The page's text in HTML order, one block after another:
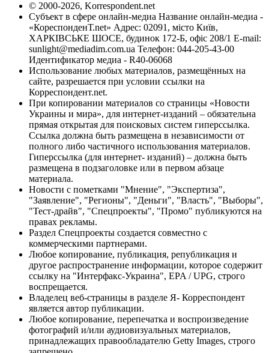
© 2000-2026, Korrespondent.net
Субъект в сфере онлайн-медиа Название онлайн-медиа -
«КореспонденТ.net» Адрес: 02091, місто Київ,
ХАРКІВСЬКЕ ШОСЕ, будинок 172-Б, офіс 208/1 E-mail:
sunlight@mediadim.com.ua Телефон: 044-205-43-00
Идентификатор медиа - R40-06068
Использование любых материалов, размещённых на
сайте, разрешается при условии ссылки на
Корреспондент.net.
При копировании материалов со страницы «Новости
Украины и мира», для интернет-изданий – обязательна
прямая открытая для поисковых систем гиперссылка.
Ссылка должна быть размещена в независимости от
полного либо частичного использования материалов.
Гиперссылка (для интернет- изданий) – должна быть
размещена в подзаголовке или в первом абзаце
материала.
Новости с пометками "Мнение", "Экспертиза",
"Заявление", "Регионы", "Деньги", "Власть", "Выборы",
"Тест-драйв", "Спецпроекты", "Промо" публикуются на
правах рекламы.
Раздел Спецпроекты создается совместно с
коммерческими партнерами.
Любое копирование, публикация, републикация и
другое распространение информации, которое содержит
ссылку на "Интерфакс-Украина", EPA / UPG, строго
воспрещается.
Владелец веб-страницы в разделе Я- Корреспондент
является автор публикации.
Любое копирование, перепечатка и воспроизведение
фотографий и/или аудиовизуальных материалов,
принадлежащих правообладателю Getty Images, строго